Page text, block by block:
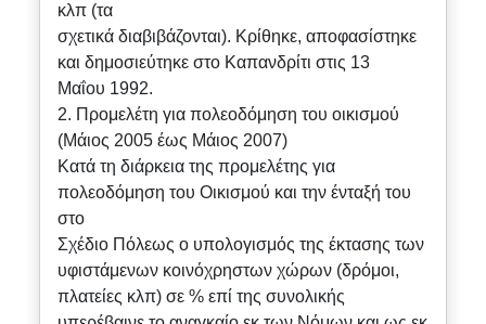
κλπ (τα
σχετικά διαβιβάζονται). Κρίθηκε, αποφασίστηκε
και δημοσιεύτηκε στο Καπανδρίτι στις 13
Μαΐου 1992.
2. Προμελέτη για πολεοδόμηση του οικισμού
(Μάιος 2005 έως Μάιος 2007)
Κατά τη διάρκεια της προμελέτης για
πολεοδόμηση του Οικισμού και την ένταξή του
στο
Σχέδιο Πόλεως ο υπολογισμός της έκτασης των
υφιστάμενων κοινόχρηστων χώρων (δρόμοι,
πλατείες κλπ) σε % επί της συνολικής